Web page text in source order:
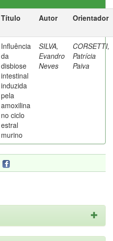
Título Autor Orientador
Influência
da
disbiose
intestinal
induzida
pela
amoxilina
no ciclo
estral
murino
SILVA,
Evandro
Neves
CORSETTI,
Patrícia
Paiva